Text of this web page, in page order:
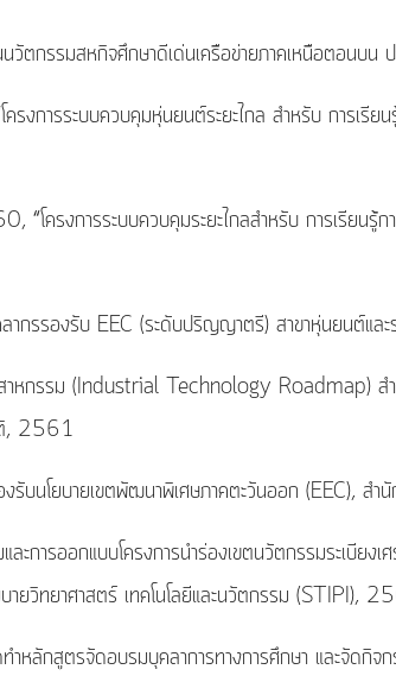
กรรมสหกิจศึกษาดีเด่นเครือข่ายภาคเหนือตอนบน
ารระบบควบคุมหุ่นยนต์ระยะไกล สำหรับ การเรีย
โครงการระบบควบคุมระยะไกลสำหรับ การเรียน
ากรรองรับ EEC (ระดับปริญญาตรี) สาขาหุ่นยนต์
สาหกรรม (Industrial Technology Roadmap) ส
ติ, 2561
บนโยบายเขตพัฒนาพิเศษภาคตะวันออก (EEC),
และการออกแบบโครงการนำร่องเขตนวัตกรรมร
วิทยาศาสตร์ เทคโนโลยีและนวัตกรรม (STIPI),
ลักสูตรจัดอบรมบุคลาการทางการศึกษา และจัดกิจก